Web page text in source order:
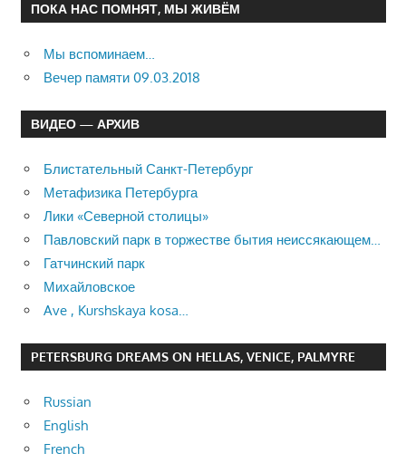
ПОКА НАС ПОМНЯТ, МЫ ЖИВЁМ
Мы вспоминаем…
Вечер памяти 09.03.2018
ВИДЕО — АРХИВ
Блистательный Санкт-Петербург
Метафизика Петербурга
Лики «Северной столицы»
Павловский парк в торжестве бытия неиссякающем…
Гатчинский парк
Михайловское
Ave , Kurshskaya kosa…
PETERSBURG DREAMS ON HELLAS, VENICE, PALMYRE
Russian
English
French